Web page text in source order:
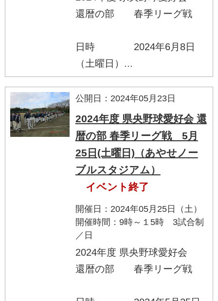
還暦の部 春季リーグ戦
日時 2024年6月8日
（土曜日）...
公開日：2024年05月23日
2024年度 県央野球愛好会 還
暦の部 春季リーグ戦 5月
25日(土曜日)（あやせノー
ブルスタジアム）
イベント終了
開催日：2024年05月25日（土）
開催時間：9時～１5時 3試合制
／日
2024年度 県央野球愛好会
還暦の部 春季リーグ戦